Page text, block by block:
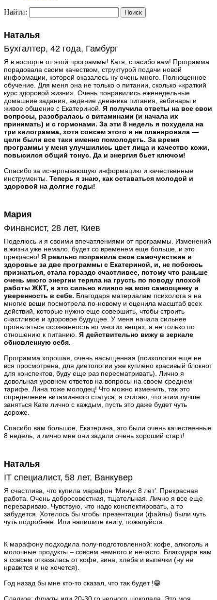
Найти:
Наталья
Бухгалтер, 42 года, Гамбург
Я в восторге от этой программы! Катя, спасибо вам! Программа
порадовала своим качеством, структурой подачи новой
информации, которой оказалось ну очень много. Полноценное
обучение. Для меня она не только о питании, сколько «краткий
курс здоровой жизни». Очень понравились еженедельные
домашние задания, ведение дневника питания, вебинары и
живое общение с Екатериной. Я получила ответы на все свои
вопросы, разобралась с витаминами (и начала их
принимать) и с гормонами. За эти 8 недель я похудела на
три килограмма, хотя совсем этого и не планировала —
цели были все таки именно помолодеть. За время
программы у меня улучшились цвет лица и качество кожи,
повысился общий тонус. Да и энергия бьет ключом!
Спасибо за исчерпывающую информацию и качественные
инструменты. Теперь я знаю, как оставаться молодой и
здоровой на долгие годы!
Мария
Финансист, 28 лет, Киев
Поделюсь и я своими впечатлениями от программы. Изменений
в жизни уже немало, будет со временем еще больше, и это
прекрасно! Я реально поправила свое самочувствие и
здоровье за две программы с Екатериной, и, не побоюсь
признаться, стала гораздо счастливее, потому что раньше
очень много энергии теряла на грусть по поводу плохой
работы ЖКТ, и это сильно влияло на мою самооценку и
уверенность в себе. Благодаря материалам психолога я на
многие вещи посмотрела по-новому и оценила масштаб всех
действий, которые нужно еще совершить, чтобы строить
счастливое и здоровое будущее. У меня начала сильнее
проявляться осознанность во многих вещах, а не только по
отношению к питанию. Я действительно вижу в зеркале
обновленную себя.
Программа хорошая, очень насыщенная (психология еще не
вся просмотрена, для диетологии уже куплено красивый блокнот
для конспектов, буду еще раз пересматривать). Лично я
довольная уровнем ответов на вопросы на своем среднем
тарифе. Лина тоже молодец! Что можно изменить, так это
определение витаминного статуса, я считаю, что этим лучше
заняться Кате лично с каждым, пусть это даже будет чуть
дороже.
Спасибо вам большое, Екатерина, это были очень качественные
8 недель, и лично мне они задали очень хороший старт!
Наталья
IT специалист, 58 лет, Ванкувер
Я счастлива, что купила марафон ‘Минус 8 лет’. Прекрасная
работа. Очень добросовестная, тщательная. Лично я все еще
перевариваю. Чувствую, что надо конспектировать, а то
забудется. Хотелось бы чтобы презентации (файлы) были чуть
чуть подробнее. Или напишите книгу, пожалуйста.
К марафону подходила полу-подготовленной: кофе, алкоголь и
молочные продукты – совсем немного и нечасто. Благодаря вам
я совсем отказалась от кофе, вина, хлеба и выпечки (ну не
нравится и не хочется).
Год назад бы мне кто-то сказал, что так будет !😁